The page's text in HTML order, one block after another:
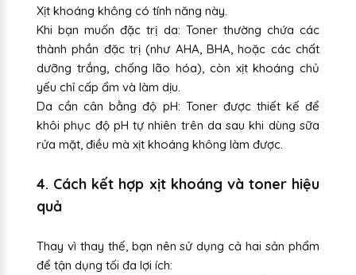
Xịt khoáng không có tính năng này.
Khi bạn muốn đặc trị da: Toner thường chứa các
thành phần đặc trị (như AHA, BHA, hoặc các chất
dưỡng trắng, chống lão hóa), còn xịt khoáng chủ
yếu chỉ cấp ẩm và làm dịu.
Da cần cân bằng độ pH: Toner được thiết kế để
khôi phục độ pH tự nhiên trên da sau khi dùng sữa
rửa mặt, điều mà xịt khoáng không làm được.
4. Cách kết hợp xịt khoáng và toner hiệu
quả
Thay vì thay thế, bạn nên sử dụng cả hai sản phẩm
để tận dụng tối đa lợi ích: